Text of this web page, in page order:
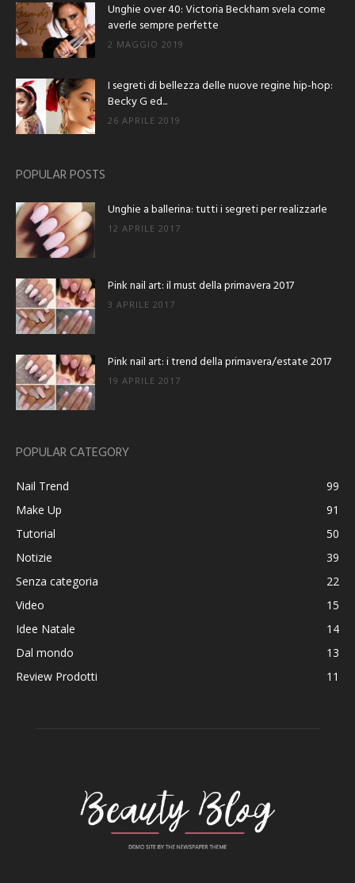
Unghie over 40: Victoria Beckham svela come
averle sempre perfette
2 MAGGIO 2019
I segreti di bellezza delle nuove regine hip-hop:
Becky G ed...
26 APRILE 2019
POPULAR POSTS
Unghie a ballerina: tutti i segreti per realizzarle
12 APRILE 2017
Pink nail art: il must della primavera 2017
3 APRILE 2017
Pink nail art: i trend della primavera/estate 2017
19 APRILE 2017
POPULAR CATEGORY
Nail Trend
99
Make Up
91
Tutorial
50
Notizie
39
Senza categoria
22
Video
15
Idee Natale
14
Dal mondo
13
Review Prodotti
11